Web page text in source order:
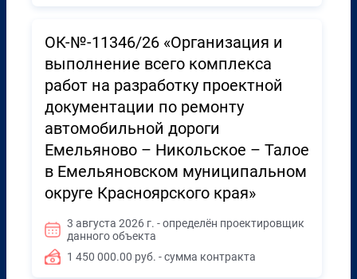
ОК-№-11346/26 «Организация и
выполнение всего комплекса
работ на разработку проектной
документации по ремонту
автомобильной дороги
Емельяново – Никольское – Талое
в Емельяновском муниципальном
округе Красноярского края»
3 августа 2026 г. - определён проектировщик
данного объекта
1 450 000.00 руб. - сумма контракта